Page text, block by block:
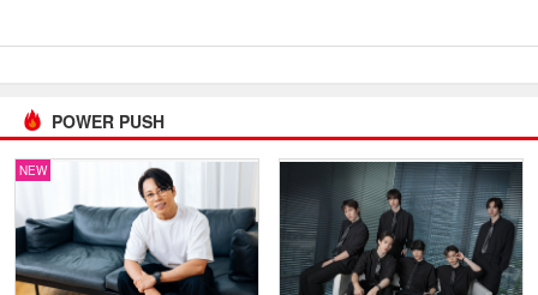
POWER PUSH
NEW